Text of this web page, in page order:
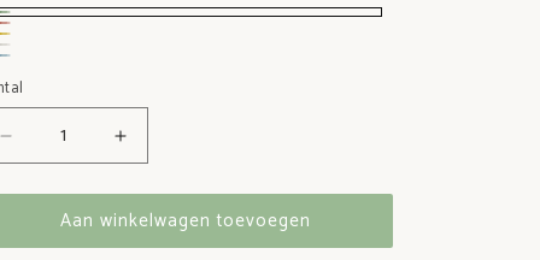
Aantal
verlagen
voor
van
Aantal
verhogen
voor
Set
van
Aan winkelwagen toevoegen